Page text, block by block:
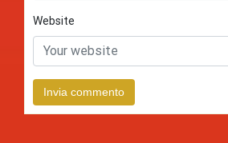
Website